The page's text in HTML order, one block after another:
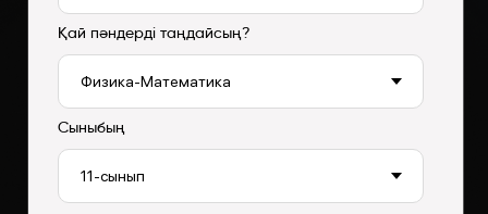
Қай пәндерді таңдайсың?
Сыныбың